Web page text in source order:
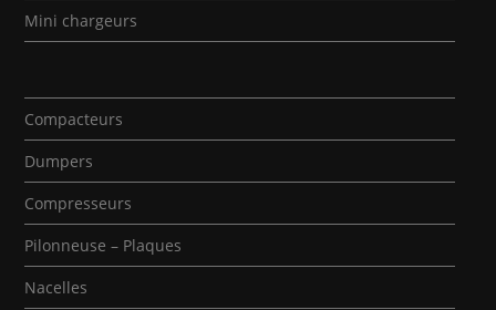
Mini chargeurs
Compacteurs
Dumpers
Compresseurs
Pilonneuse – Plaques
Nacelles